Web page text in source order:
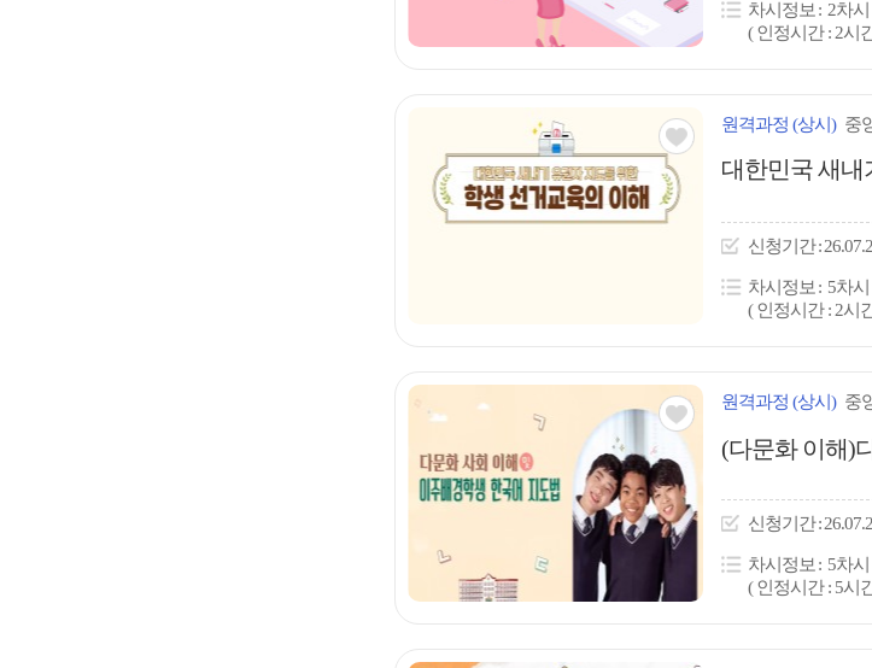
차시정보
2차시
( 인정시간 : 2시
원격과정 (상시) 중
관심
아
대한민국 새내
신청기간
차시정보
5차시
( 인정시간 : 2시
원격과정 (상시) 중
관심
아
이
(다문화 이해)
신청기간
차시정보
5차시
( 인정시간 : 5시